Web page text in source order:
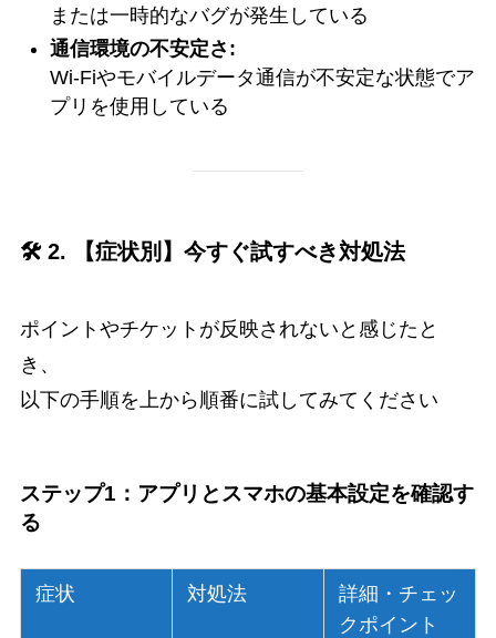
または一時的なバグが発生している
通信環境の不安定さ:
Wi-Fiやモバイルデータ通信が不安定な状態でア
プリを使用している
🛠️ 2. 【症状別】今すぐ試すべき対処法
ポイントやチケットが反映されないと感じたと
き、
以下の手順を上から順番に試してみてください
ステップ1：アプリとスマホの基本設定を確認す
る
症状 対処法
詳細・チェッ
クポイント